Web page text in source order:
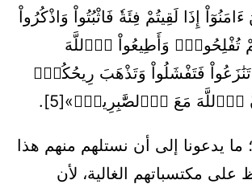
إِذَا لَقِيتُمْ فِئَةٗ فَاثْبُتُواْ وَاذْكُرُواْ
تُفْلِحُونَۖ وَأَطِيعُواْ اُ۬للَّهَ
فَتَفْشَلُواْ وَتَذْهَبَ رِيحُكُمْۖ
اَ۬للَّهَ مَعَ اَ۬لصَّٰبِرِينَۖ»[5].
ما يدعونا إلى أن نستلهم منهم هذا
على مكتسباتهم الغالية، لأن